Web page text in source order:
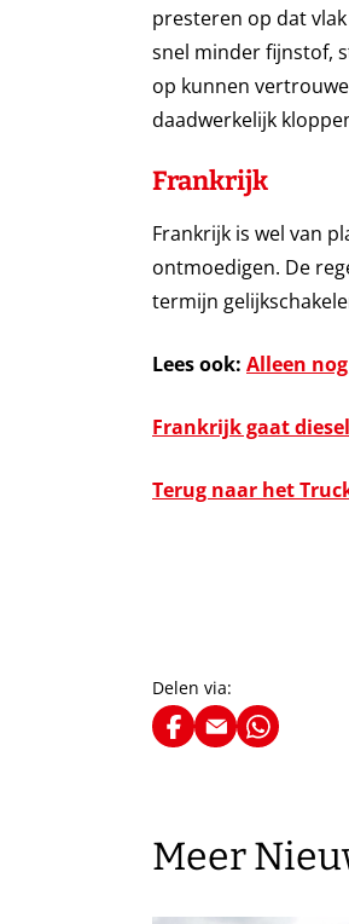
presteren op dat vlak
snel minder fijnstof,
op kunnen
daadwerkelijk
Frankrijk
Frankrijk is wel van
ontmoedigen. De
termijn
Lees ook: Alleen
Frankrijk gaat
Terug naar het
Delen via:
Meer